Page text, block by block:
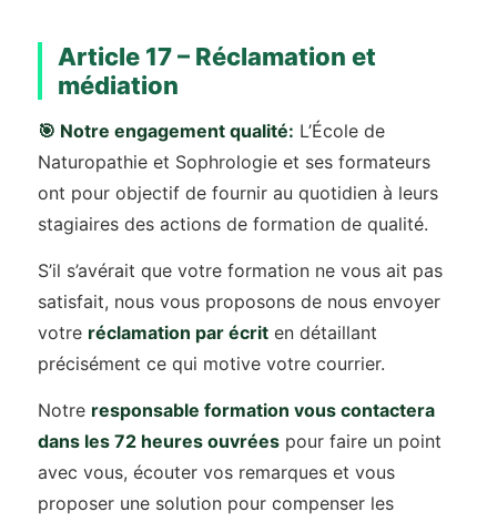
Article 17 – Réclamation et
médiation
🎯 Notre engagement qualité: L’École de
Naturopathie et Sophrologie et ses formateurs
ont pour objectif de fournir au quotidien à leurs
stagiaires des actions de formation de qualité.
S’il s’avérait que votre formation ne vous ait pas
satisfait, nous vous proposons de nous envoyer
votre réclamation par écrit en détaillant
précisément ce qui motive votre courrier.
Notre responsable formation vous contactera
dans les 72 heures ouvrées pour faire un point
avec vous, écouter vos remarques et vous
proposer une solution pour compenser les